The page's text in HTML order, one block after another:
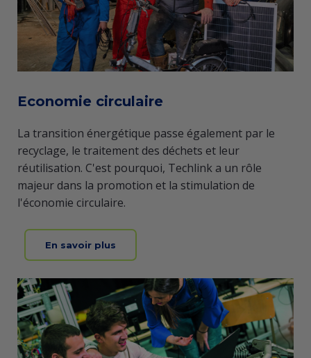
Economie circulaire
La transition énergétique passe également par le
recyclage, le traitement des déchets et leur
réutilisation. C'est pourquoi, Techlink a un rôle
majeur dans la promotion et la stimulation de
l'économie circulaire.
En savoir plus